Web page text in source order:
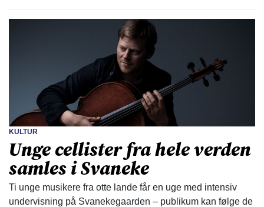
KULTUR
Unge cellister fra hele verden
samles i Svaneke
Ti unge musikere fra otte lande får en uge med intensiv
undervisning på Svanekegaarden – publikum kan følge de